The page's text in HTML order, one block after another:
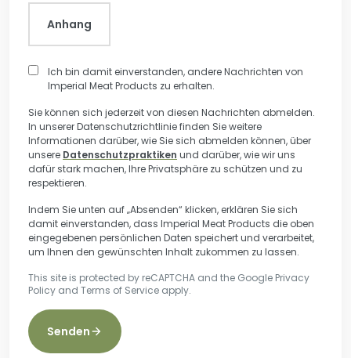
Anhang
Ich bin damit einverstanden, andere Nachrichten von
Imperial Meat Products zu erhalten.
Sie können sich jederzeit von diesen Nachrichten abmelden.
In unserer Datenschutzrichtlinie finden Sie weitere
Informationen darüber, wie Sie sich abmelden können, über
unsere Datenschutzpraktiken und darüber, wie wir uns
dafür stark machen, Ihre Privatsphäre zu schützen und zu
respektieren.
Indem Sie unten auf „Absenden“ klicken, erklären Sie sich
damit einverstanden, dass Imperial Meat Products die oben
eingegebenen persönlichen Daten speichert und verarbeitet,
um Ihnen den gewünschten Inhalt zukommen zu lassen.
This site is protected by reCAPTCHA and the Google Privacy
Policy and Terms of Service apply.
Senden